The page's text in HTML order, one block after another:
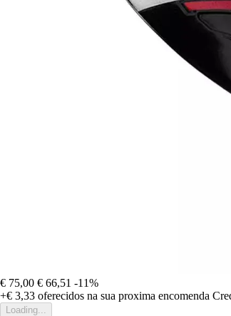
€ 75,00 € 66,51 -11%
+€ 3,33 oferecidos na sua proxima encomenda
Loading...